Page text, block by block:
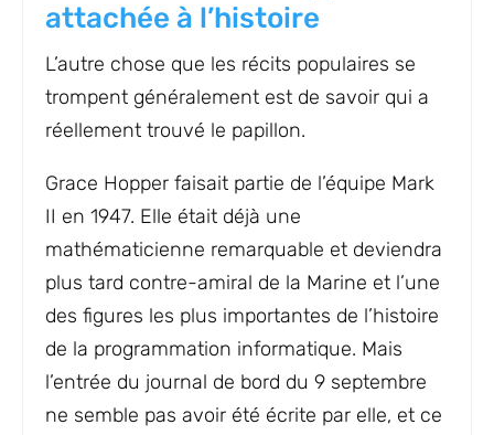
attachée à l’histoire
L’autre chose que les récits populaires se
trompent généralement est de savoir qui a
réellement trouvé le papillon.
Grace Hopper faisait partie de l’équipe Mark
II en 1947. Elle était déjà une
mathématicienne remarquable et deviendra
plus tard contre-amiral de la Marine et l’une
des figures les plus importantes de l’histoire
de la programmation informatique. Mais
l’entrée du journal de bord du 9 septembre
ne semble pas avoir été écrite par elle, et ce